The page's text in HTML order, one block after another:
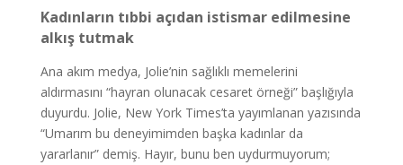
Kadınların tıbbi açıdan istismar edilmesine
alkış tutmak
Ana akım medya, Jolie’nin sağlıklı memelerini
aldırmasını “hayran olunacak cesaret örneği” başlığıyla
duyurdu. Jolie, New York Times’ta yayımlanan yazısında
“Umarım bu deneyimimden başka kadınlar da
yararlanır” demiş. Hayır, bunu ben uydurmuyorum;